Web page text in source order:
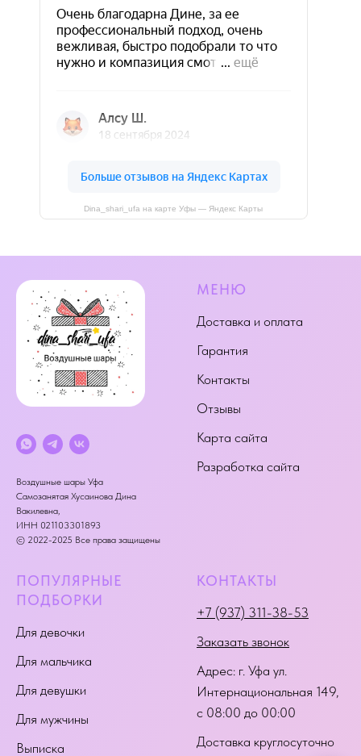
Dina_shari_ufa на карте Уфы — Яндекс Карты
Воздушные шары Уфа
Самозанятая Хусаинова Дина
Вакилевна,
ИНН 021103301893
© 2022-2025 Все права защищены
МЕНЮ
Доставка и оплата
Гарантия
Контакты
Отзывы
Карта сайта
Разработка сайта
ПОПУЛЯРНЫЕ
ПОДБОРКИ
Для девочки
Для мальчика
Для девушки
Для мужчины
Выписка
КОНТАКТЫ
+7 (937) 311-38-53
Заказать звонок
Адрес: г. Уфа ул.
Интернациональная 149,
с 08:00 до 00:00
Доставка круглосуточно